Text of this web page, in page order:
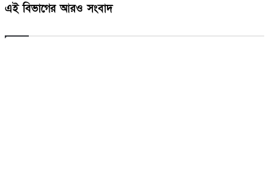
এই বিভাগের আরও সংবাদ